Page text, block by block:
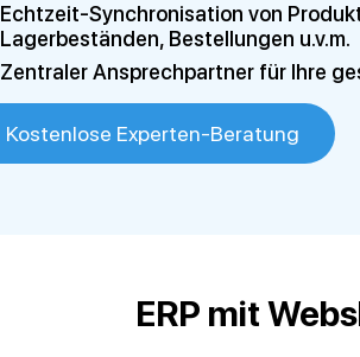
Echtzeit-Synchronisation von
Lagerbeständen, Bestellungen u.v.m.
Zentraler Ansprechpartner für Ihre
Kostenlose Experten-Beratung
ERP mit